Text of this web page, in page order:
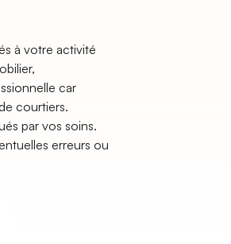
à votre activité
car
courtiers.
par vos soins.
erreurs ou